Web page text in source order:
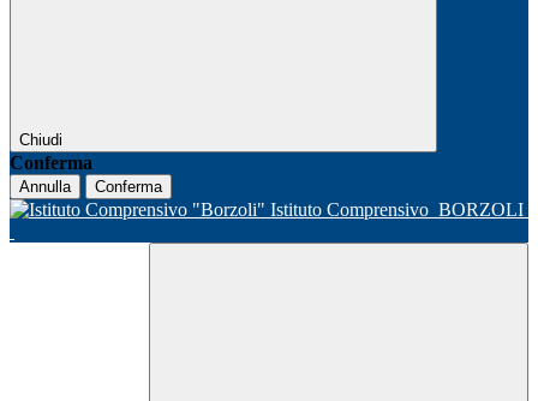
Chiudi
Conferma
Annulla Conferma
Istituto Comprensivo BORZOLI